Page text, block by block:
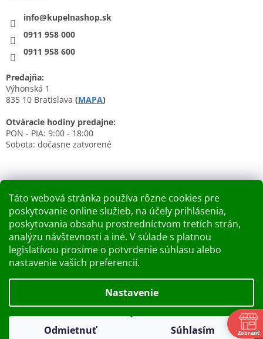
Táto webová stránka používa rôzne cookies pre
poskytovanie online služieb, na účely prihlásenia,
poskytovania obsahu prostredníctvom tretích strán,
analýzu návštevnosti a iné. V súlade s platnou
legislatívou prosíme o potvrdenie súhlasu alebo
nastavenie vašich preferencií.
Nastavenie
Odmietnuť Súhlasím
Dobry deň Chceme Vás informovať, že predajňa bude zatvorená
v piatok 7.8.2026. Ďakujeme za pochopenie S pozdravom
info@kupelnashop.sk
0911 958 000
0911 958 600
Predajňa:
Výhonská 1
835 10 Bratislava (MAPA)
Otváracie hodiny predajne:
PON - PIA: 9:00 - 18:00
Sobota: dočasne zatvorené
Nákupný košík
0KS / 0 €
Copyright 2026Kupelnashop.sk. Všetky práva vyhradené.
Upraviť nastavenie cookies
Zobraziť